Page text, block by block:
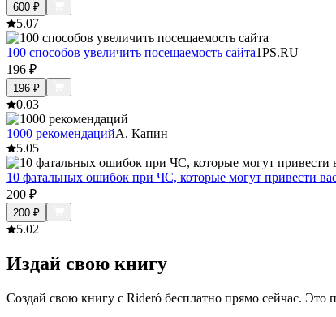
600 ₽
5.07
100 способов увеличить посещаемость сайта1PS.RU
196 ₽
196 ₽
0.03
1000 рекомендацийА. Капин
5.05
10 фатальных ошибок при ЧС, которые могут привести
200 ₽
200 ₽
5.02
Издай свою книгу
Создай свою книгу с Rideró бесплатно прямо сейчас. Это